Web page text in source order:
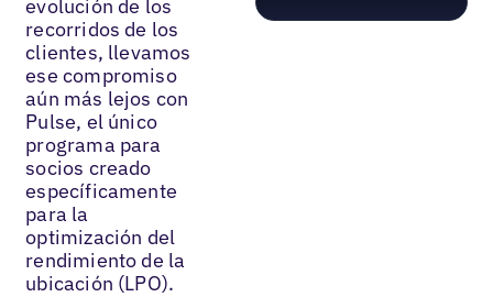
evolución de los
recorridos de los
clientes, llevamos
ese compromiso
aún más lejos con
Pulse, el único
programa para
socios creado
específicamente
para la
optimización del
rendimiento de la
ubicación (LPO).